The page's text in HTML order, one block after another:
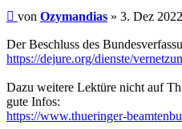
Beitrag
von Ozymandias » 3. Dez
Der Beschluss des
https://dejure.org/dienste/
Dazu weitere Lektüre nicht auf
gute Infos:
https://www.thueringer-